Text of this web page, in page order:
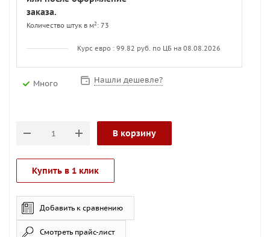
заказа.
Количество штук в м2 : 73
Курс евро : 99.82 руб. по ЦБ на 08.08.2026
Много Нашли дешевле?
В корзину
Купить в 1 клик
Смотреть прайс-лист
Добавить к сравнению